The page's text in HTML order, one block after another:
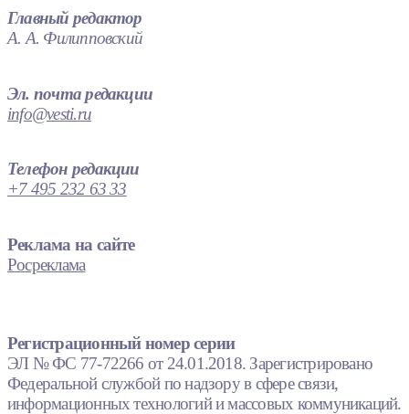
Главный редактор
А. А. Филипповский
Эл. почта редакции
info@vesti.ru
Телефон редакции
+7 495 232 63 33
Реклама на сайте
Росреклама
Регистрационный номер серии
ЭЛ № ФС 77-72266 от 24.01.2018. Зарегистрировано
Федеральной службой по надзору в сфере связи,
информационных технологий и массовых коммуникаций.